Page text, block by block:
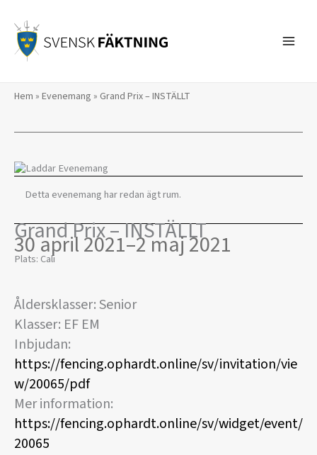
innehåll
Hem » Evenemang » Grand Prix – INSTÄLLT
Detta evenemang har redan ägt rum.
Grand Prix – INSTÄLLT
30 april 2021–2 maj 2021
Plats: Cali
Åldersklasser: Senior
Klasser: EF EM
Inbjudan:
https://fencing.ophardt.online/sv/invitation/vie
w/20065/pdf
Mer information:
https://fencing.ophardt.online/sv/widget/event/
20065